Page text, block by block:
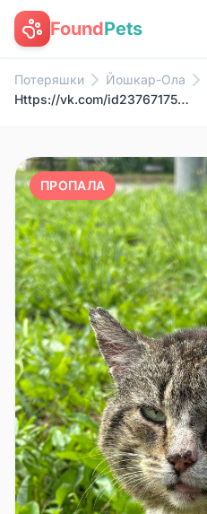
FoundPets
Потеряшки Йошкар-Ола
Https://vk.com/id237671755 02....
ПРОПАЛА